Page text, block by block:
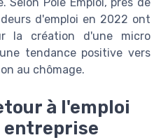
d'emploi en 2022 ont
la création d'une micro
tendance positive vers
au chômage.
à l'emploi
entreprise